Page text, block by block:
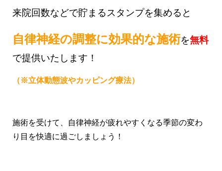
来院回数などで貯まるスタンプを集めると
自律神経の調整に効果的な施術を無料
で提供いたします！
（※立体動態波やカッピング療法）
施術を受けて、自律神経が疲れやすくなる季節の変わ
り目を快適に過ごしましょう！